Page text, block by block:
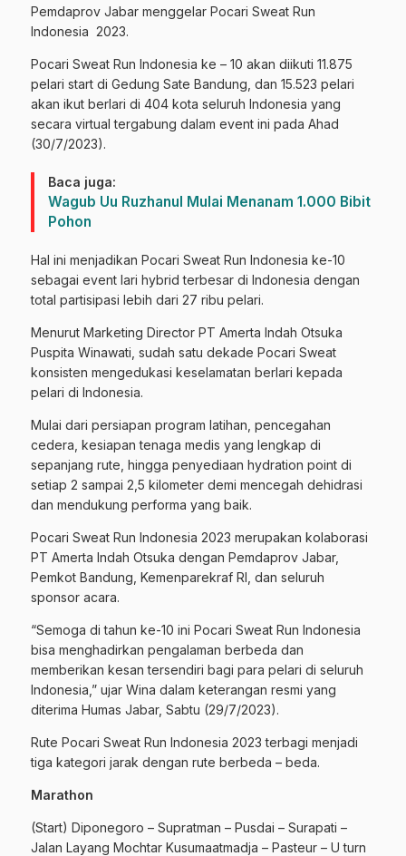
Pemdaprov Jabar menggelar Pocari Sweat Run
Indonesia 2023.
Pocari Sweat Run Indonesia ke – 10 akan diikuti 11.875
pelari start di Gedung Sate Bandung, dan 15.523 pelari
akan ikut berlari di 404 kota seluruh Indonesia yang
secara virtual tergabung dalam event ini pada Ahad
(30/7/2023).
Baca juga:
Wagub Uu Ruzhanul Mulai Menanam 1.000 Bibit
Pohon
Hal ini menjadikan Pocari Sweat Run Indonesia ke-10
sebagai event lari hybrid terbesar di Indonesia dengan
total partisipasi lebih dari 27 ribu pelari.
Menurut Marketing Director PT Amerta Indah Otsuka
Puspita Winawati, sudah satu dekade Pocari Sweat
konsisten mengedukasi keselamatan berlari kepada
pelari di Indonesia.
Mulai dari persiapan program latihan, pencegahan
cedera, kesiapan tenaga medis yang lengkap di
sepanjang rute, hingga penyediaan hydration point di
setiap 2 sampai 2,5 kilometer demi mencegah dehidrasi
dan mendukung performa yang baik.
Pocari Sweat Run Indonesia 2023 merupakan kolaborasi
PT Amerta Indah Otsuka dengan Pemdaprov Jabar,
Pemkot Bandung, Kemenparekraf RI, dan seluruh
sponsor acara.
“Semoga di tahun ke-10 ini Pocari Sweat Run Indonesia
bisa menghadirkan pengalaman berbeda dan
memberikan kesan tersendiri bagi para pelari di seluruh
Indonesia,” ujar Wina dalam keterangan resmi yang
diterima Humas Jabar, Sabtu (29/7/2023).
Rute Pocari Sweat Run Indonesia 2023 terbagi menjadi
tiga kategori jarak dengan rute berbeda – beda.
Marathon
(Start) Diponegoro – Supratman – Pusdai – Surapati –
Jalan Layang Mochtar Kusumaatmadja – Pasteur – U turn